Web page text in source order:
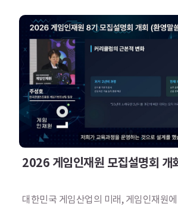
2026 게임인재원 모집설명회 개
대한민국 게임산업의 미래, 게임인재원